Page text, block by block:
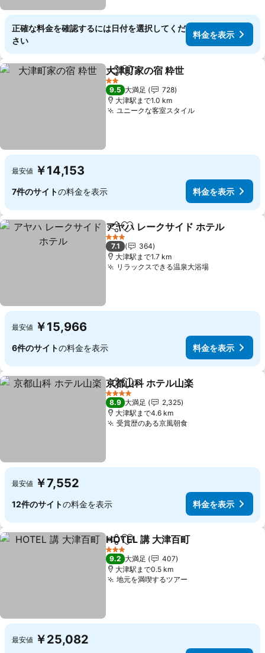
正確な料金を確認するには日付を選択してくだ
さい
料金を表示
シェアお気に入りに追加
大津町家の宿 粋世
2 ホテルのランク
9.5 大満足
728
大津駅まで1.0 km
ユニークな客室スタイル
最安値 ￥14,153
7件のサイトの料金を表示 料金を表示
シェアお気に入りに追加
アヤハ レークサイド ホテル
3 ホテルのランク
7.1
364
大津駅まで1.7 km
リラックスできる温泉大浴場
最安値 ￥15,966
6件のサイトの料金を表示 料金を表示
シェアお気に入りに追加
京都山科 ホテル山楽
4 ホテルのランク
8.9 大満足
2,325
大津駅まで4.6 km
受賞歴のある京風朝食
最安値 ￥7,552
12件のサイトの料金を表示 料金を表示
シェアお気に入りに追加
HOTEL 講 大津百町
3 ホテルのランク
9.2 大満足
407
大津駅まで0.5 km
地元を満喫するツアー
最安値 ￥25,082